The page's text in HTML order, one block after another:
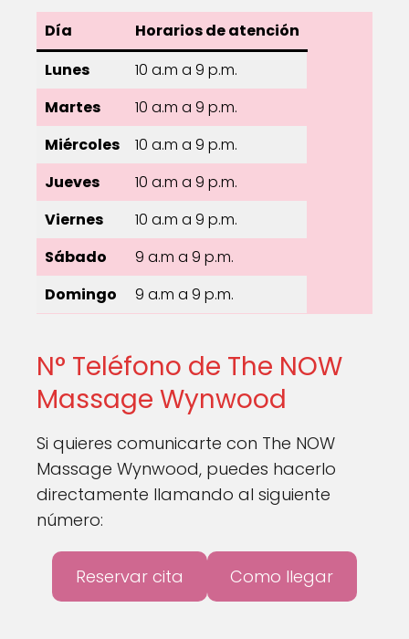
Día
Horarios de atención
Lunes
10 a.m a 9 p.m.
Martes
10 a.m a 9 p.m.
Miércoles
10 a.m a 9 p.m.
Jueves
10 a.m a 9 p.m.
Viernes
10 a.m a 9 p.m.
Sábado
9 a.m a 9 p.m.
Domingo
9 a.m a 9 p.m.
N° Teléfono de The NOW
Massage Wynwood
Si quieres comunicarte con The NOW
Massage Wynwood, puedes hacerlo
directamente llamando al siguiente
número:
Reservar cita Como llegar